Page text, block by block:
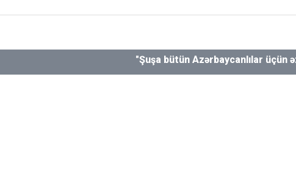
"Şuşa bütün Azərbaycanlılar üçün əziz